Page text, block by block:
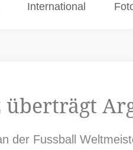
International
der Fussball